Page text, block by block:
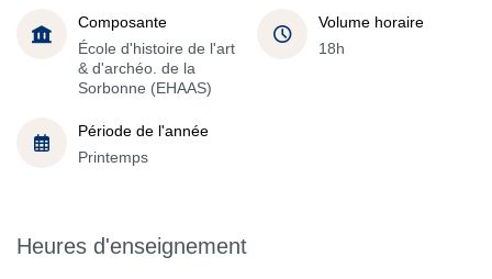
Composante
École d'histoire de l'art
& d'archéo. de la
Sorbonne (EHAAS)
Volume horaire
18h
Période de l'année
Printemps
Heures d'enseignement